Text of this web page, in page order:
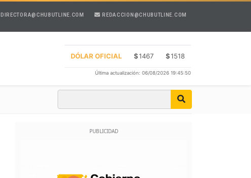
DIRECTORA@CHUBUTLINE.COM REDACCION@CHUBUTLINE.COM
DÓLAR OFICIAL $1467 $1518
Última actualización: 06/08/2026 19:45:50